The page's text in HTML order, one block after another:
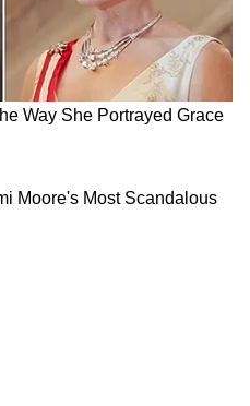
প্রতিক্রিয়ায় যে
হতে পারে।
আবার জারি হবে
গ্রহের অবস্থান